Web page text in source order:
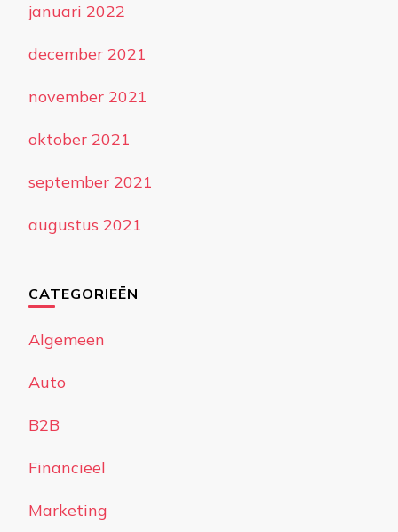
januari 2022
december 2021
november 2021
oktober 2021
september 2021
augustus 2021
CATEGORIEËN
Algemeen
Auto
B2B
Financieel
Marketing